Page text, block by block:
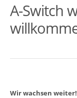
A-Switch
Wir wachsen weiter!